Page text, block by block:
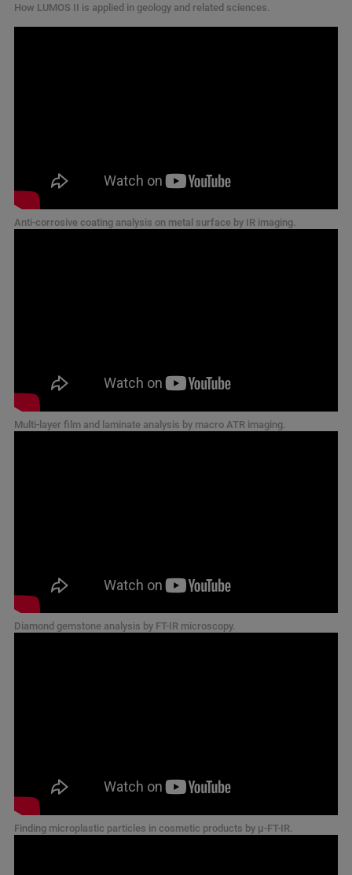
How LUMOS II is applied in geology and related sciences.
Anti-corrosive coating analysis on metal surface by IR imaging.
Multi-layer film and laminate analysis by macro ATR imaging.
Diamond gemstone analysis by FT-IR microscopy.
Finding microplastic particles in cosmetic products by µ-FT-IR.